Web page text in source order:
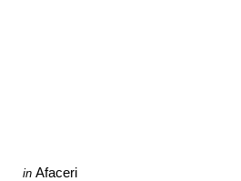
Categories
Posted
in Afaceri